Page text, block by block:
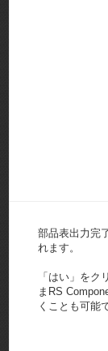
部品表出力完
れます。
「はい」をク
まRS
くことも可能